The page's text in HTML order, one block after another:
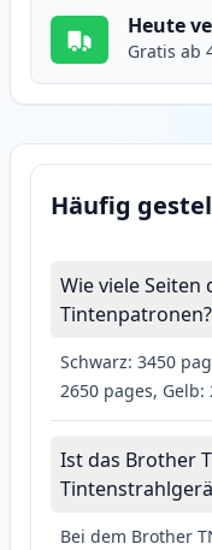
Heute
Gratis ab
Häufig
Wie viele Seiten
Tintenpatronen?
Schwarz: 3450
2650 pages, Gelb:
Ist das Brother
Bei dem Brother